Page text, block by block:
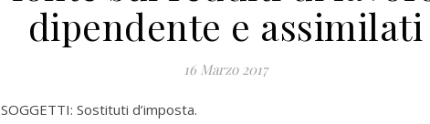
dipendente e assimilati
16 Marzo 2017
SOGGETTI: Sostituti d’imposta.